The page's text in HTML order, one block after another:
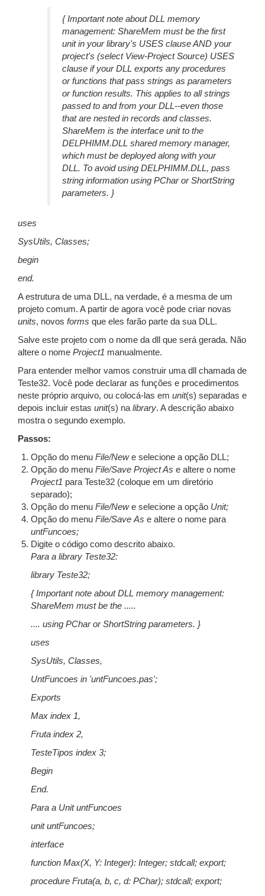
{ Important note about DLL memory
management: ShareMem must be the first
unit in your library's USES clause AND your
project's (select View-Project Source) USES
clause if your DLL exports any procedures
or functions that pass strings as parameters
or function results. This applies to all strings
passed to and from your DLL--even those
that are nested in records and classes.
ShareMem is the interface unit to the
DELPHIMM.DLL shared memory manager,
which must be deployed along with your
DLL. To avoid using DELPHIMM.DLL, pass
string information using PChar or ShortString
parameters. }
uses
SysUtils, Classes;
begin
end.
A estrutura de uma DLL, na verdade, é a mesma de um
projeto comum. A partir de agora você pode criar novas
units, novos forms que eles farão parte da sua DLL.
Salve este projeto com o nome da dll que será gerada. Não
altere o nome Project1 manualmente.
Para entender melhor vamos construir uma dll chamada de
Teste32. Você pode declarar as funções e procedimentos
neste próprio arquivo, ou colocá-las em unit(s) separadas e
depois incluir estas unit(s) na library. A descrição abaixo
mostra o segundo exemplo.
Passos:
Opção do menuFile/Newe selecione a opção DLL;
Opção do menuFile/Save Project As e altere o nome
Project1 para Teste32 (coloque em um diretório
separado);
Opção do menuFile/Newe selecione a opção Unit;
Opção do menuFile/Save As e altere o nome para
untFuncoes;
Digite o código como descrito abaixo.
Para a library Teste32:
library Teste32;
{ Important note about DLL memory management:
ShareMem must be the .....
.... using PChar or ShortString parameters. }
uses
SysUtils, Classes,
UntFuncoes in 'untFuncoes.pas';
Exports
Max index 1,
Fruta index 2,
TesteTipos index 3;
Begin
End.
Para a Unit untFuncoes
unit untFuncoes;
interface
function Max(X, Y: Integer): Integer; stdcall; export;
procedure Fruta(a, b, c, d: PChar); stdcall; export;